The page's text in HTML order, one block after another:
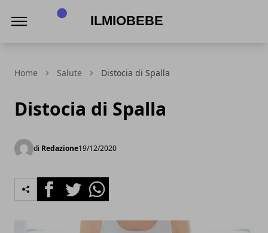
Home Salute Distocia di Spalla
Distocia di Spalla
di Redazione19/12/2020
FacebookTwitterWhatsapp